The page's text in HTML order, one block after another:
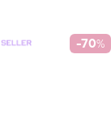
-70%